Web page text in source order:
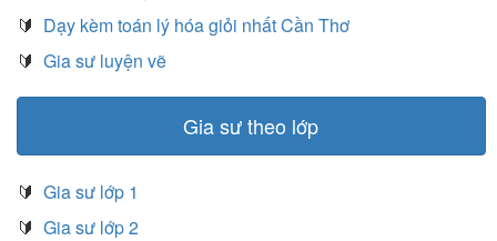
🔰 Dạy kèm toán lý hóa giỏi nhất Cần Thơ
🔰 Gia sư luyện vẽ
Gia sư theo lớp
🔰 Gia sư lớp 1
🔰 Gia sư lớp 2